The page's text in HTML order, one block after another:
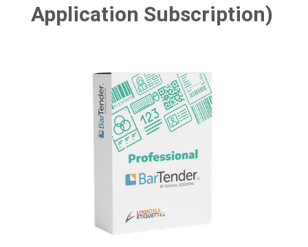
Application Subscription)